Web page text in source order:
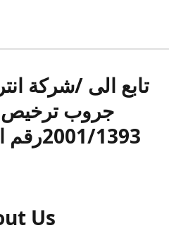
تابع الى /شركة
جروب ترخيص
2001/1393رقم الي 17439546
Us